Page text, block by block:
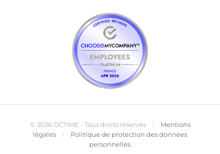
© 2026 OCTIME - Tous droits réservés |
Mentions
légales
|
Politique de protection des données
personnelles